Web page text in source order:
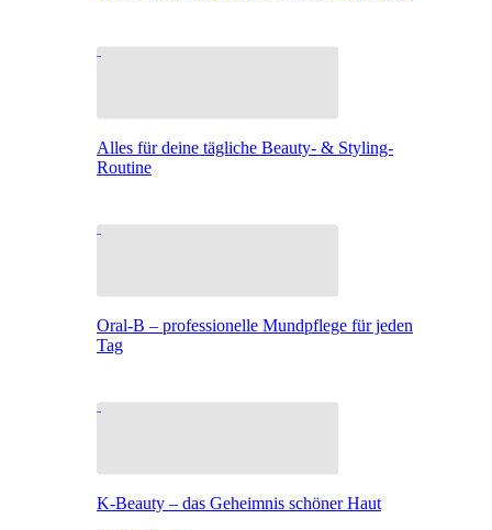
Alles für deine tägliche Beauty- & Styling-
Routine
Oral-B – professionelle Mundpflege für jeden
Tag
K-Beauty – das Geheimnis schöner Haut